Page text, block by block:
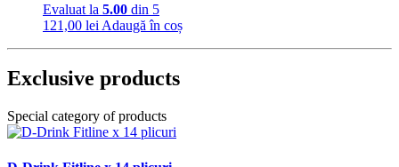
Evaluat la 5.00 din 5
121,00 lei Adaugă în coș
Exclusive products
Special category of products